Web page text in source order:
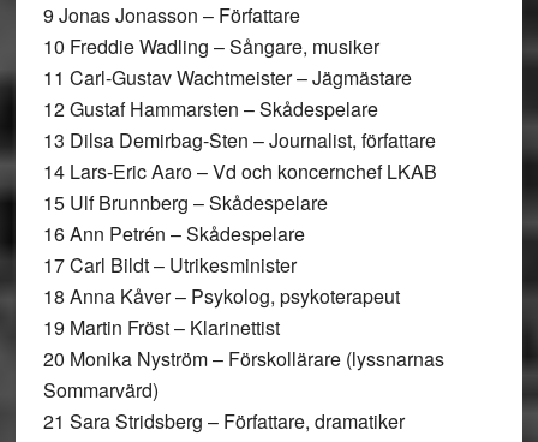
9 Jonas Jonasson – Författare
10 Freddie Wadling – Sångare, musiker
11 Carl-Gustav Wachtmeister – Jägmästare
12 Gustaf Hammarsten – Skådespelare
13 Dilsa Demirbag-Sten – Journalist, författare
14 Lars-Eric Aaro – Vd och koncernchef LKAB
15 Ulf Brunnberg – Skådespelare
16 Ann Petrén – Skådespelare
17 Carl Bildt – Utrikesminister
18 Anna Kåver – Psykolog, psykoterapeut
19 Martin Fröst – Klarinettist
20 Monika Nyström – Förskollärare (lyssnarnas
Sommarvärd)
21 Sara Stridsberg – Författare, dramatiker